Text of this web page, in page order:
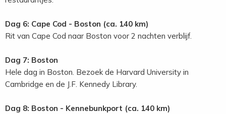
Dag 6: Cape Cod - Boston (ca. 140 km)
Rit van Cape Cod naar Boston voor 2 nachten verblijf.
Dag 7: Boston
Hele dag in Boston. Bezoek de Harvard University in
Cambridge en de J.F. Kennedy Library.
Dag 8: Boston - Kennebunkport (ca. 140 km)